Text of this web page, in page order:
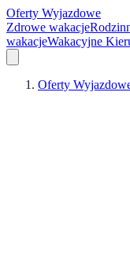
Oferty Wyjazdowe
Zdrowe wakacje
wakacjeWakacyjne
Oferty